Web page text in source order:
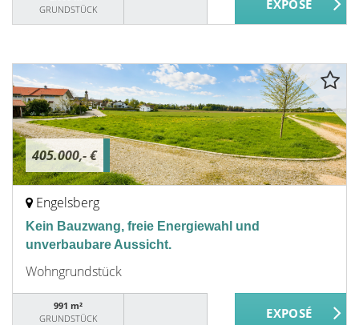
GRUNDSTÜCK
405.000,- €
Engelsberg
Kein Bauzwang, freie Energiewahl und
unverbaubare Aussicht.
Wohngrundstück
991 m²
GRUNDSTÜCK